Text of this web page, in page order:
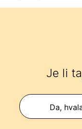
Je li
Da,